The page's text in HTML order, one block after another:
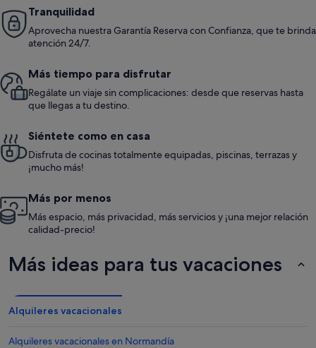
Tranquilidad
Aprovecha nuestra Garantía Reserva con Confianza, que te brinda
atención 24/7.
Más tiempo para disfrutar
Regálate un viaje sin complicaciones: desde que reservas hasta
que llegas a tu destino.
Siéntete como en casa
Disfruta de cocinas totalmente equipadas, piscinas, terrazas y
¡mucho más!
Más por menos
Más espacio, más privacidad, más servicios y ¡una mejor relación
calidad-precio!
Más ideas para tus vacaciones
Alquileres vacacionales
Alquileres vacacionales en Normandía